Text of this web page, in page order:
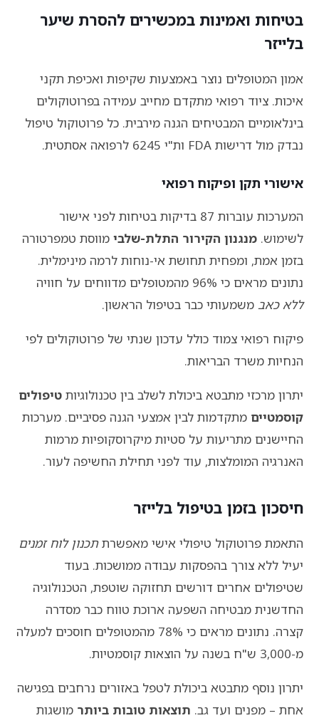
בטיחות ואמינות במכשירים להסרת שיער
בלייזר
אמון המטופלים נוצר באמצעות שקיפות ואכיפת תקני
איכות. ציוד רפואי מתקדם מחייב עמידה בפרוטוקולים
בינלאומיים המבטיחים הגנה מירבית. כל פרוטוקול טיפול
נבדק מול דרישות FDA ות"י 6245 לרפואה אסתטית.
אישורי תקן ופיקוח רפואי
המערכות עוברות 87 בדיקות בטיחות לפני אישור
לשימוש. מנגנון הקירור התלת-שלבי מווסת טמפרטורה
בזמן אמת, ומפחית תחושת אי-נוחות לרמה מינימלית.
נתונים מראים כי 96% מהמטופלים מדווחים על חוויה
ללא כאב משמעותי כבר בטיפול הראשון.
פיקוח רפואי צמוד כולל עדכון שנתי של פרוטוקולים לפי
הנחיות משרד הבריאות.
יתרון מרכזי מתבטא ביכולת לשלב בין טכנולוגיות טיפולים
קוסמטיים מתקדמות לבין אמצעי הגנה פסיביים. מערכות
החיישנים מתריעות על סטיות מיקרוסקופיות מרמות
האנרגיה המומלצות, עוד לפני תחילת החשיפה לעור.
חיסכון בזמן בטיפול בלייזר
התאמת פרוטוקול טיפולי אישי מאפשרתתכנון לוח זמנים
יעיל ללא צורך בהפסקות עבודה ממושכות. בעוד
שטיפולים אחרים דורשים תחזוקה שוטפת, הטכנולוגיה
החדשנית מבטיחה השפעה ארוכת טווח כבר מסדרה
קצרה. נתונים מראים כי 78% מהמטופלים חוסכים למעלה
מ-3,000 ש"ח בשנה על הוצאות קוסמטיות.
יתרון נוסף מתבטא ביכולת לטפל באזורים נרחבים בפגישה
אחת – מפנים ועד גב. תוצאות טובות ביותר מושגות